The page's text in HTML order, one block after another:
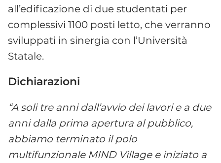
all’edificazione di due studentati per
complessivi 1100 posti letto, che verranno
sviluppati in sinergia con l’Università
Statale.
Dichiarazioni
“A soli tre anni dall’avvio dei lavori e a due
anni dalla prima apertura al pubblico,
abbiamo terminato il polo
multifunzionale MIND Village e iniziato a